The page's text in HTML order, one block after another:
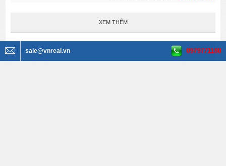
XEM THÊM
Tìm kiếm BĐS
sale@vnreal.vn 0979771188